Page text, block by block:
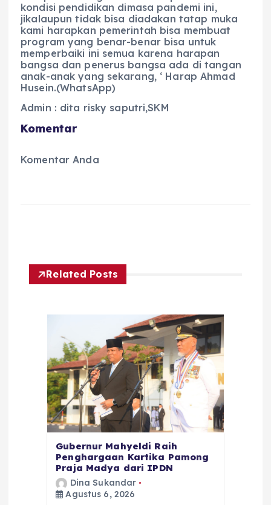
kondisi pendidikan dimasa pandemi ini,
jikalaupun tidak bisa diadakan tatap muka
kami harapkan pemerintah bisa membuat
program yang benar-benar bisa untuk
memperbaiki ini semua karena harapan
bangsa dan penerus bangsa ada di tangan
anak-anak yang sekarang, ‘ Harap Ahmad
Husein.(WhatsApp)
Admin : dita risky saputri,SKM
Komentar
Komentar Anda
Related Posts
Gubernur Mahyeldi Raih
Penghargaan Kartika Pamong
Praja Madya dari IPDN
Dina Sukandar
Agustus 6, 2026